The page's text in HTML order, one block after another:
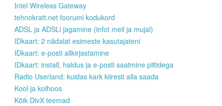
Intel Wireless Gateway
tehnokratt.net foorumi kodukord
ADSL ja ADSLi jagamine (infot meil ja mujal)
IDkaart: 2 nädalat esimeste kasutajateni
IDkaart: e-posti allkirjastamine
IDkaart: install, haldus ja e-posti saatmine piltidega
Radio Userland: kuidas kark kiiresti alla saada
Kool ja kolhoos
Kõik DivX teemad